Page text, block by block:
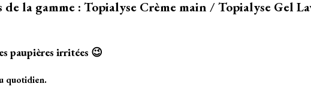
Topialyse
de la gamme : Topialyse Crème main / Topialyse Gel
paupières irritées 😉
quotidien.